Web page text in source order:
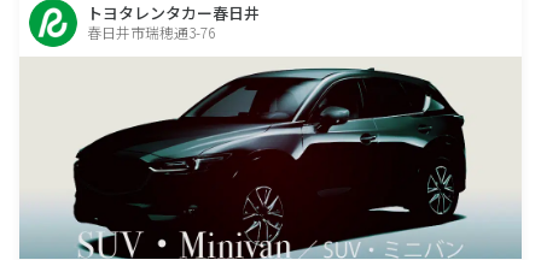
トヨタレンタカー春日井
春日井市瑞穂通3-76